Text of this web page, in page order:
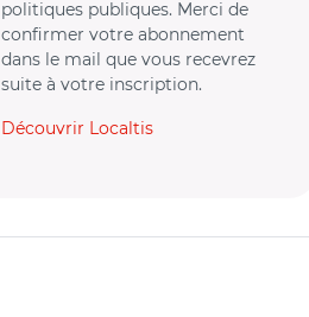
politiques publiques. Merci de
confirmer votre abonnement
dans le mail que vous recevrez
suite à votre inscription.
Découvrir Localtis